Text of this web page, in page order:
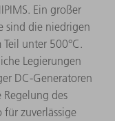
Ein großer
sind die niedrigen
unter 500°C.
Legierungen
DC-Generatoren
Regelung des
für zuverlässige